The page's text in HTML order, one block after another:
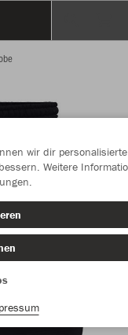
wir dir personalisierte
Weitere